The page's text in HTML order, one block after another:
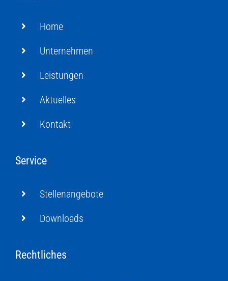
Home
Unternehmen
Leistungen
Aktuelles
Kontakt
Service
Stellenangebote
Downloads
Rechtliches